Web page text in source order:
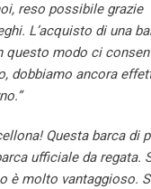
reso possibile grazie
L’acquisto di una
questo modo ci
dobbiamo ancora
Questa barca di
ufficiale da regata.
è molto vantaggioso.